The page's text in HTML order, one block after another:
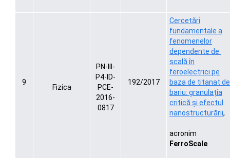
9
Fizica
PN-III-
P4-ID-
PCE-
2016-
0817
192/2017
Cercetări
fundamentale a
fenomenelor
dependente de
scală în
feroelectrici pe
baza de titanat de
bariu: granulația
critică și efectul
nanostructurării,
acronim
FerroScale